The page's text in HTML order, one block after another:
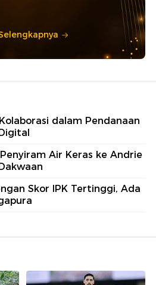
dalam Pendanaan
Air Keras ke Andrie
Skor IPK Tertinggi, Ada